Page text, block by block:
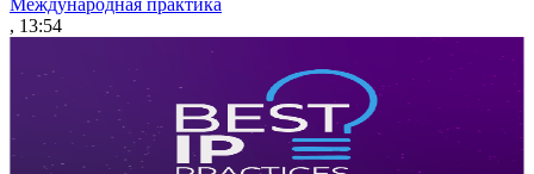
Международная практика
, 13:54